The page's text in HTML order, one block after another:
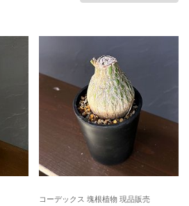
コーデックス 塊根植物 現品販売